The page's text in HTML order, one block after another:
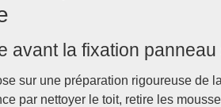
avant la fixation
sur une préparation rigoureuse de
par nettoyer le toit, retire les